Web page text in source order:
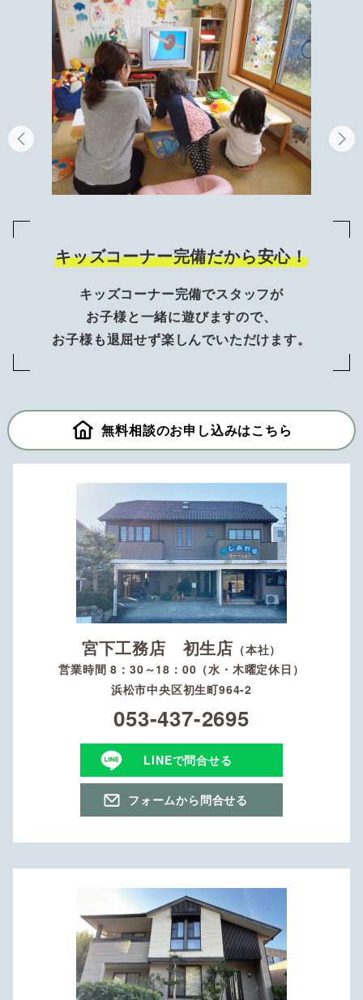
キッズコーナー完備だから安心！
キッズコーナー完備でスタッフが
お子様と一緒に遊びますので、
お子様も退屈せず楽しんでいただけます。
無料相談のお申し込みはこちら
宮下工務店 初生店 （本社）
営業時間 8：30～18：00（水・木曜定休日）
浜松市中央区初生町964-2
053-437-2695
LINEで問合せる
フォームから問合せる